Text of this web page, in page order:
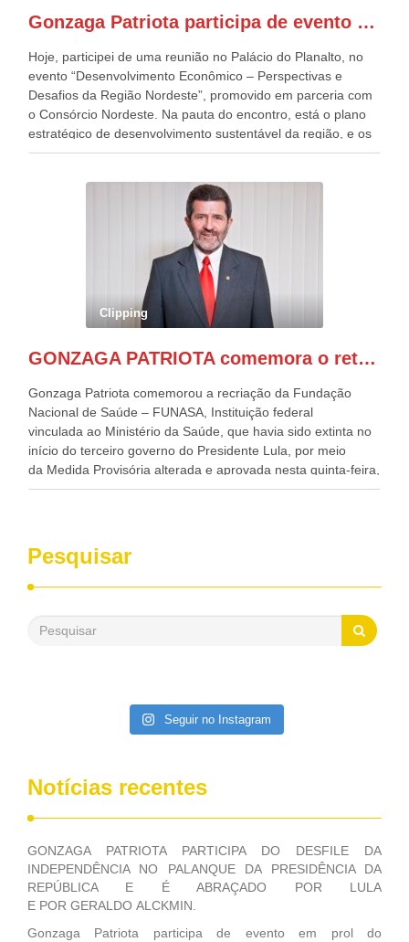
Patriota.
Gonzaga Patriota participa de evento em prol do desenvolvimento do Nordeste
Hoje, participei de uma reunião no Palácio do Planalto, no
evento “Desenvolvimento Econômico – Perspectivas e
Desafios da Região Nordeste”, promovido em parceria com
o Consórcio Nordeste. Na pauta do encontro, está o plano
estratégico de desenvolvimento sustentável da região, e os
desafios para a elaboração de políticas públicas, que
evento contou com a presença do Vice-presidente Geraldo
Alckmin, que também ocupa o Ministério do
Desenvolvimento, Indústria, Comércio e Serviços, o ex
governador de Pernambuco, agora Presidente do Banco do
Nordeste, Paulo Câmara, o ex Deputado Federal, e
atualmente Superintendente da SUDENE, Danilo Cabral, da
Governadora de Pernambuco, Raquel Lyra, os ministros da
Casa Civil, Rui Costa, e da Integração e do Desenvolvimento
de todo Nordeste que também ajudam a fomentar o
Clipping
GONZAGA PATRIOTA comemora o retorno da FUNASA
Gonzaga Patriota comemorou a recriação da Fundação
Nacional de Saúde – FUNASA, Instituição federal
vinculada ao Ministério da Saúde, que havia sido extinta no
início do terceiro governo do Presidente Lula, por meio
da Medida Provisória alterada e aprovada nesta quinta-feira,
pelo Congresso Nacional. Gonzaga Patriota disse hoje em
desenvolvimento dos seus municípios e, somente o ano
passado, essa Fundação distribuiu mais de três bilhões de
reais, com suas maravilhosas ações, dentre alas, mais de
saneamento básico, em pequenas comunidades rurais.
Patriota disse ainda que, mesmo sem mandato,
Pesquisar
Seguir no Instagram
Notícias recentes
GONZAGA PATRIOTA PARTICIPA DO DESFILE DA
INDEPENDÊNCIA NO PALANQUE DA PRESIDÊNCIA DA
REPÚBLICA E É ABRAÇADO POR LULA
E POR GERALDO ALCKMIN.
Gonzaga Patriota participa de evento em prol do